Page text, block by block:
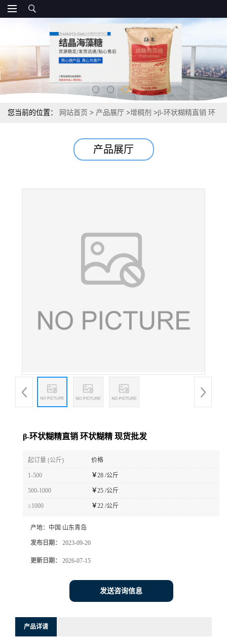
您当前的位置： 网站首页 > 产品展厅 >增稠剂 >β-环状糊精直销 环
产品展厅
β-环状糊精直销 环状糊精 现货批发
起订量 (公斤) 价格
1-500 ￥28 /公斤
500-1000 ￥25 /公斤
≥1000 ￥22 /公斤
产地： 中国 山东青岛
发布日期： 2023-09-20
更新日期： 2026-07-15
发送咨询信息
产品详请